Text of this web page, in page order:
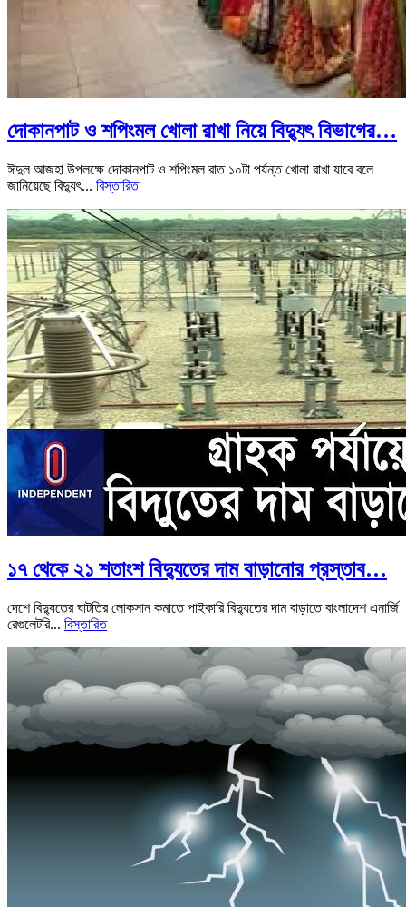
দোকানপাট ও শপিংমল খোলা রাখা নিয়ে বিদ্যুৎ বিভাগের…
ঈদুল আজহা উপলক্ষে দোকানপাট ও শপিংমল রাত ১০টা পর্যন্ত খোলা রাখা যাবে বলে
জানিয়েছে বিদ্যুৎ... বিস্তারিত
১৭ থেকে ২১ শতাংশ বিদ্যুতের দাম বাড়ানোর প্রস্তাব…
দেশে বিদ্যুতের ঘাটতির লোকসান কমাতে পাইকারি বিদ্যুতের দাম বাড়াতে বাংলাদেশ এনার্জি
রেগুলেটরি... বিস্তারিত